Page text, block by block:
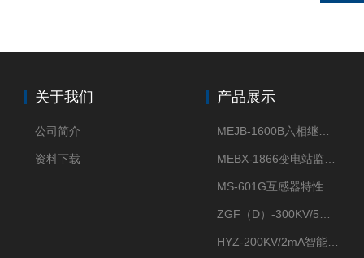
关于我们
公司简介
资料下载
产品展示